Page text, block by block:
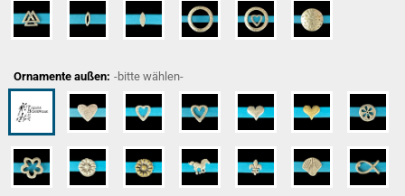
Ornamente außen: -bitte wählen-